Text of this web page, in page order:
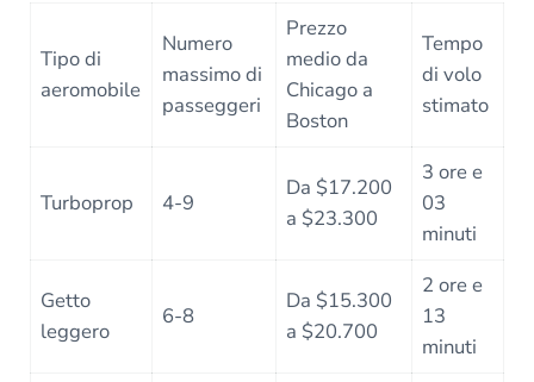
Tipo di
aeromobile
Numero
massimo di
passeggeri
Prezzo
medio da
Chicago a
Boston
Tempo
di volo
stimato
Turboprop 4-9
Da $17.200
a $23.300
3 ore e
03
minuti
Getto
leggero
6-8
Da $15.300
a $20.700
2 ore e
13
minuti